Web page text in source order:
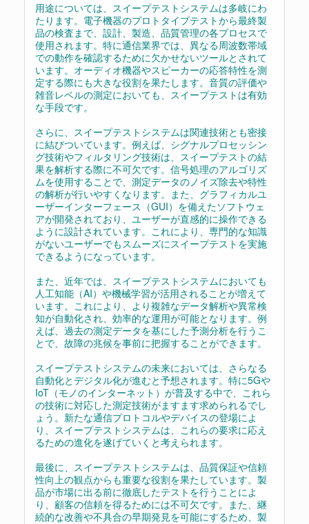
用途については、スイープテストシステムは多岐にわ
たります。電子機器のプロトタイプテストから最終製
品の検査まで、設計、製造、品質管理の各プロセスで
使用されます。特に通信業界では、異なる周波数帯域
での動作を確認するために欠かせないツールとされて
います。オーディオ機器やスピーカーの応答特性を測
定する際にも大きな役割を果たします。音質の評価や
雑音レベルの測定においても、スイープテストは有効
な手段です。
さらに、スイープテストシステムは関連技術とも密接
に結びついています。例えば、シグナルプロセッシン
グ技術やフィルタリング技術は、スイープテストの結
果を解析する際に不可欠です。信号処理のアルゴリズ
ムを使用することで、測定データのノイズ除去や特性
の解析が行いやすくなります。また、グラフィカルユ
ーザーインターフェース（GUI）を備えたソフトウェ
アが開発されており、ユーザーが直感的に操作できる
ように設計されています。これにより、専門的な知識
がないユーザーでもスムーズにスイープテストを実施
できるようになっています。
また、近年では、スイープテストシステムにおいても
人工知能（AI）や機械学習が活用されることが増えて
います。これにより、より複雑なデータ解析や異常検
知が自動化され、効率的な運用が可能となります。例
えば、過去の測定データを基にした予測分析を行うこ
とで、故障の兆候を事前に把握することができます。
スイープテストシステムの未来においては、さらなる
自動化とデジタル化が進むと予想されます。特に5Gや
IoT（モノのインターネット）が普及する中で、これら
の技術に対応した測定技術がますます求められるでし
ょう。新たな通信プロトコルやデバイスの登場によ
り、スイープテストシステムは、これらの要求に応え
るための進化を遂げていくと考えられます。
最後に、スイープテストシステムは、品質保証や信頼
性向上の観点からも重要な役割を果たしています。製
品が市場に出る前に徹底したテストを行うことによ
り、顧客の信頼を得るためには不可欠です。また、継
続的な改善や不具合の早期発見を可能にするため、製